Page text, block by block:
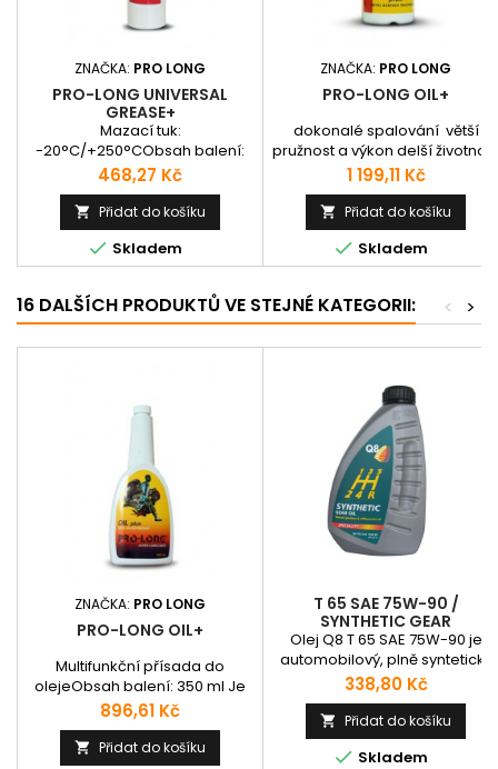
ZNAČKA: PRO LONG
PRO-LONG UNIVERSAL
GREASE+
Mazací tuk:
-20°C/+250°CObsah balení:
285 g Aplikační otočná(360°)
špička ke kartuši
Cena
468,27 Kč
 Přidat do košíku
 Skladem
ZNAČKA: PRO LONG
PRO-LONG OIL+
dokonalé spalování větší
pružnost a výkon delší životnost
součástí nižší hlučnost nižší
spotřebu PHM klidnější a čistší
chod snazší studené starty
Cena
1 199,11 Kč
 Přidat do košíku
 Skladem
16 DALŠÍCH PRODUKTŮ VE STEJNÉ KATEGORII: >
<
ZNAČKA: PRO LONG
PRO-LONG OIL+
Multifunkční přísada do
olejeObsah balení: 350 ml Je
extrémní vysokotlaká
mimořádně účinná přísada do
oleje, která působí přímo na
Cena
896,61 Kč
 Přidat do košíku
T 65 SAE 75W-90 /
SYNTHETIC GEAR
Olej Q8 T 65 SAE 75W-90 je
automobilový, plně syntetický
převodový olej s lehkoběžnými
vlastnostmi pro manuální
převodovky a převody náprav
vozidel. Určen pro použití při
nejvyšším mechanickém a
Cena
338,80 Kč
 Přidat do košíku
 Skladem